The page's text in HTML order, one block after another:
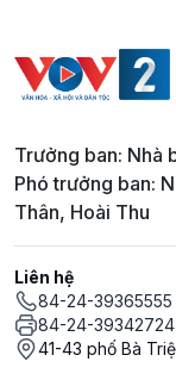
Trưởng ban: Nhà
Phó trưởng ban:
Thân, Hoài Thu
Liên hệ
84-24-39365555
84-24-39342724
41-43 phố Bà